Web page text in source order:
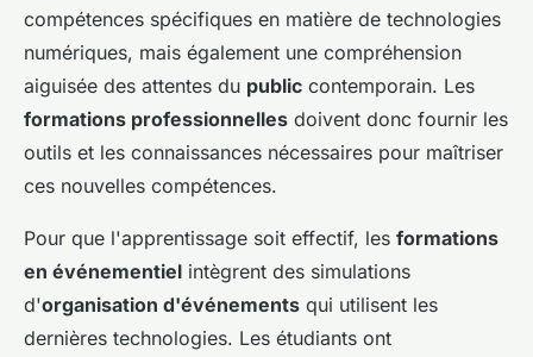
compétences spécifiques en matière de technologies
numériques, mais également une compréhension
aiguisée des attentes du public contemporain. Les
formations professionnelles doivent donc fournir les
outils et les connaissances nécessaires pour maîtriser
ces nouvelles compétences.
Pour que l'apprentissage soit effectif, les formations
en événementiel intègrent des simulations
d'organisation d'événements qui utilisent les
dernières technologies. Les étudiants ont